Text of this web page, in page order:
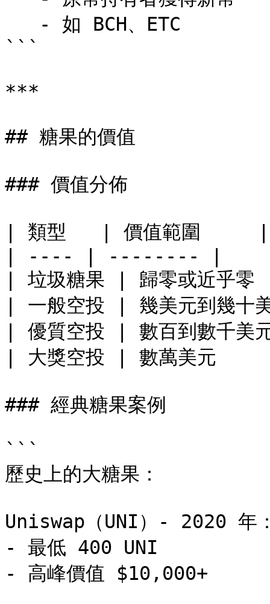
```
***
## 糖果的價值
### 價值分佈
| 類型   | 價值範圍     |
| ---- | -------- |
| 垃圾糖果 | 歸零或近乎
| 一般空投 | 幾美元到幾十
| 優質空投 | 數百到數千
| 大獎空投 | 數萬美元
### 經典糖果案例
```
歷史上的大糖果：
Uniswap（UNI）- 2020 年
- 最低 400 UNI
- 高峰價值 $10,000+